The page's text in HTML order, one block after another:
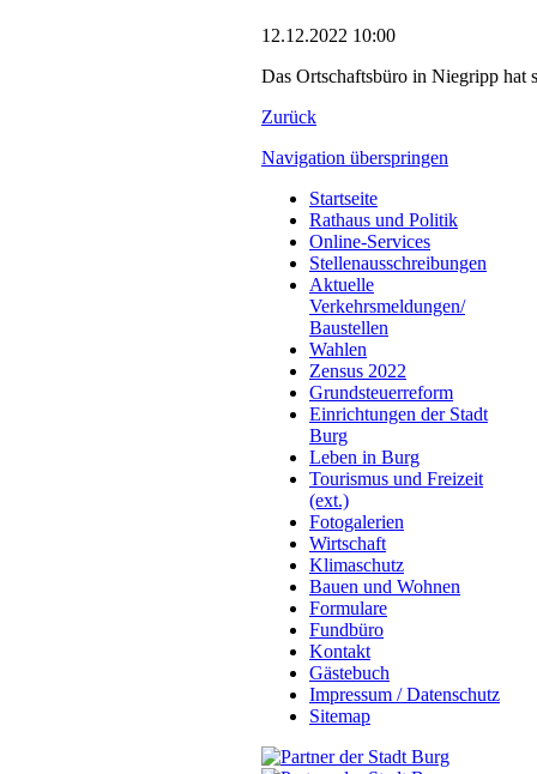
12.12.2022 10:00
Das Ortschaftsbüro in Niegripp hat
Zurück
Navigation überspringen
Startseite
Rathaus und Politik
Online-Services
Stellenausschreibungen
Aktuelle
Verkehrsmeldungen/
Baustellen
Wahlen
Zensus 2022
Grundsteuerreform
Einrichtungen der Stadt
Burg
Leben in Burg
Tourismus und Freizeit
(ext.)
Fotogalerien
Wirtschaft
Klimaschutz
Bauen und Wohnen
Formulare
Fundbüro
Kontakt
Gästebuch
Impressum / Datenschutz
Sitemap